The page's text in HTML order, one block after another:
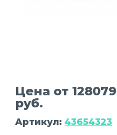
Цена от 128079
руб.
Артикул: 43654323